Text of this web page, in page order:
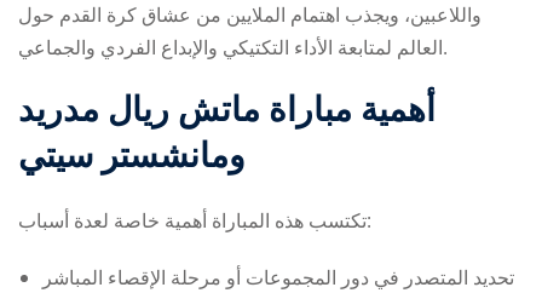
واللاعبين، ويجذب اهتمام الملايين من عشاق كرة القدم حول
العالم لمتابعة الأداء التكتيكي والإبداع الفردي والجماعي.
أهمية مباراة ماتش ريال مدريد
ومانشستر سيتي
تكتسب هذه المباراة أهمية خاصة لعدة أسباب:
تحديد المتصدر في دور المجموعات أو مرحلة الإقصاء المباشر